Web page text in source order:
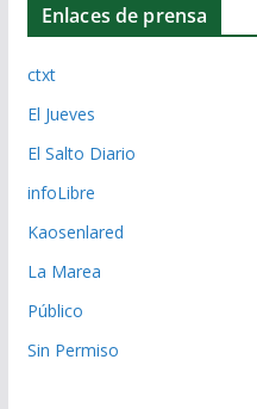
Enlaces de prensa
ctxt
El Jueves
El Salto Diario
infoLibre
Kaosenlared
La Marea
Público
Sin Permiso